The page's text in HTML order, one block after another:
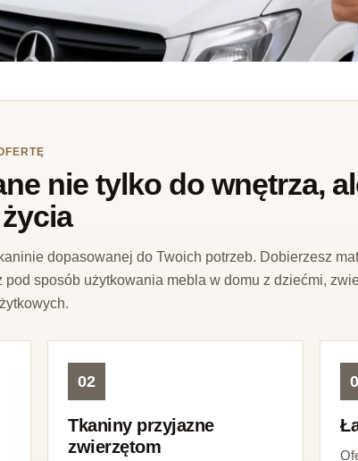
nie tylko do wnętrza,
dopasowanej do Twoich potrzeb. Dobierzesz
sposób użytkowania mebla w domu z dziećmi,
02
Tkaniny przyjazne
zwierzętom